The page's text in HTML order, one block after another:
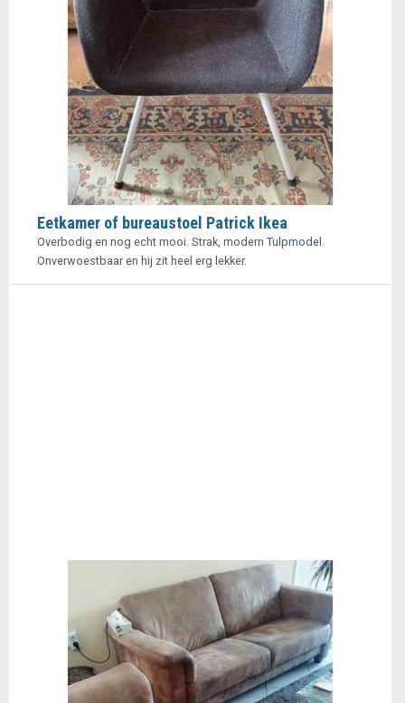
Eetkamer of bureaustoel Patrick Ikea
Overbodig en nog echt mooi. Strak, modern Tulpmodel.
Onverwoestbaar en hij zit heel erg lekker.